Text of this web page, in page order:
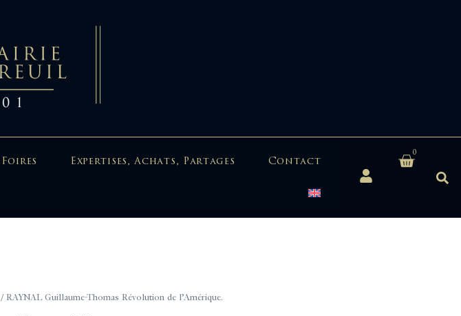
Foires Expertises, Achats, Partages Contact
0
/ RAYNAL Guillaume-Thomas Révolution de l’Amérique.